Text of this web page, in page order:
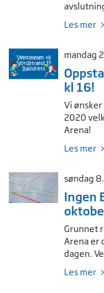
Les mer
mandag
kl 16!
Vi
2020
Arena!
Les mer
søndag
Ingen
Grunnet
Arena er
dagen.
Les mer